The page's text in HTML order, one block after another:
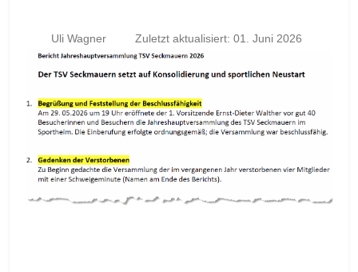
Uli Wagner Zuletzt aktualisiert: 01. Juni 2026